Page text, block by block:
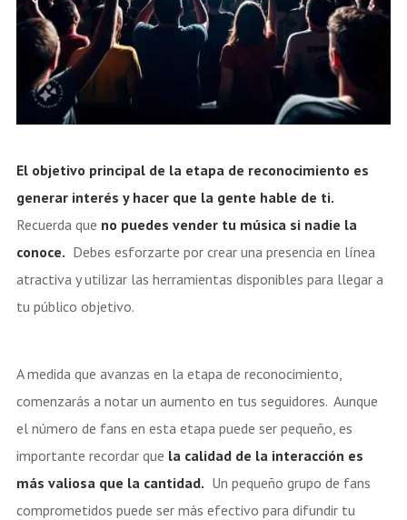
El objetivo principal de la etapa de reconocimiento es
generar interés y hacer que la gente hable de ti.
Recuerda que no puedes vender tu música si nadie la
conoce. Debes esforzarte por crear una presencia en línea
atractiva y utilizar las herramientas disponibles para llegar a
tu público objetivo.
A medida que avanzas en la etapa de reconocimiento,
comenzarás a notar un aumento en tus seguidores. Aunque
el número de fans en esta etapa puede ser pequeño, es
importante recordar que la calidad de la interacción es
más valiosa que la cantidad. Un pequeño grupo de fans
comprometidos puede ser más efectivo para difundir tu